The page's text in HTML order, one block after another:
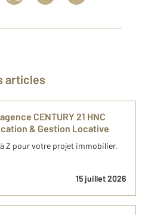
articles
CENTURY 21 HNC
& Gestion Locative
Z pour votre projet immobilier.
15 juillet 2026